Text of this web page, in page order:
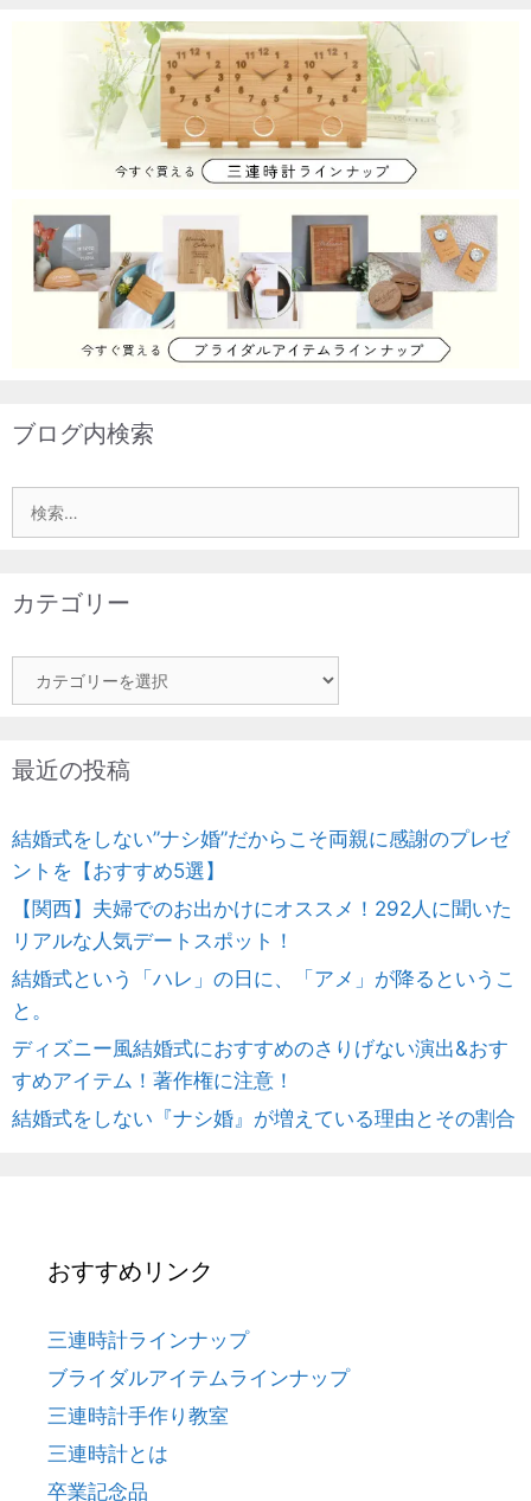
ブログ内検索
索:
カテゴリー
テ
リ
最近の投稿
結婚式をしない”ナシ婚”だからこそ両親に感謝のプレゼ
ントを【おすすめ5選】
【関西】夫婦でのお出かけにオススメ！292人に聞いた
リアルな人気デートスポット！
結婚式という「ハレ」の日に、「アメ」が降るというこ
と。
ディズニー風結婚式におすすめのさりげない演出&おす
すめアイテム！著作権に注意！
結婚式をしない『ナシ婚』が増えている理由とその割合
おすすめリンク
三連時計ラインナップ
ブライダルアイテムラインナップ
三連時計手作り教室
三連時計とは
卒業記念品